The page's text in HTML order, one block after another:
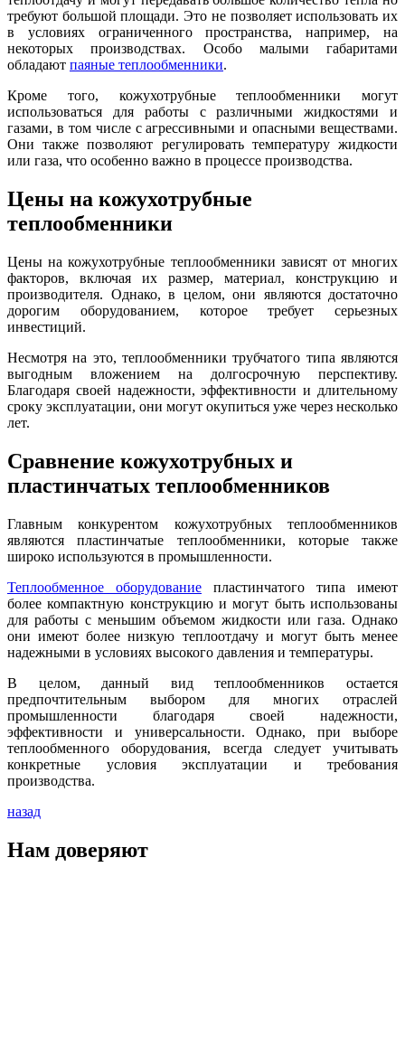
требуют большой площади. Это не позволяет использовать их
в условиях ограниченного пространства, например, на
некоторых производствах. Особо малыми габаритами
обладают паяные теплообменники.
Кроме того, кожухотрубные теплообменники могут
использоваться для работы с различными жидкостями и
газами, в том числе с агрессивными и опасными веществами.
Они также позволяют регулировать температуру жидкости
или газа, что особенно важно в процессе производства.
Цены на кожухотрубные
теплообменники
Цены на кожухотрубные теплообменники зависят от многих
факторов, включая их размер, материал, конструкцию и
производителя. Однако, в целом, они являются достаточно
дорогим оборудованием, которое требует серьезных
инвестиций.
Несмотря на это, теплообменники трубчатого типа являются
выгодным вложением на долгосрочную перспективу.
Благодаря своей надежности, эффективности и длительному
сроку эксплуатации, они могут окупиться уже через несколько
лет.
Сравнение кожухотрубных и
пластинчатых теплообменников
Главным конкурентом кожухотрубных теплообменников
являются пластинчатые теплообменники, которые также
широко используются в промышленности.
Теплообменное оборудование пластинчатого типа имеют
более компактную конструкцию и могут быть использованы
для работы с меньшим объемом жидкости или газа. Однако
они имеют более низкую теплоотдачу и могут быть менее
надежными в условиях высокого давления и температуры.
В целом, данный вид теплообменников остается
предпочтительным выбором для многих отраслей
промышленности благодаря своей надежности,
эффективности и универсальности. Однако, при выборе
теплообменного оборудования, всегда следует учитывать
конкретные условия эксплуатации и требования
производства.
назад
Нам доверяют